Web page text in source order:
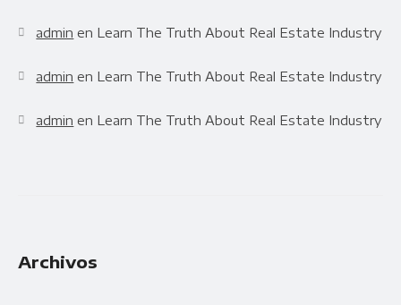
admin en Learn The Truth About Real Estate Industry
admin en Learn The Truth About Real Estate Industry
admin en Learn The Truth About Real Estate Industry
Archivos